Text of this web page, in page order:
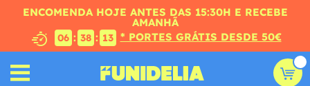
ENCOMENDA HOJE ANTES DAS 15:30H E RECEBE
AMANHÃ
06 : 38 : 13 * PORTES GRÁTIS DESDE 50€